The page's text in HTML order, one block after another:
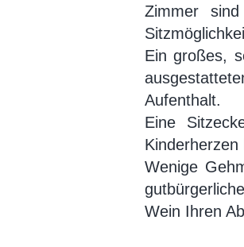
Zimmer
Ein großes,
Aufenthalt.
Eine
Kinderherzen
Wenige
Wein Ihren